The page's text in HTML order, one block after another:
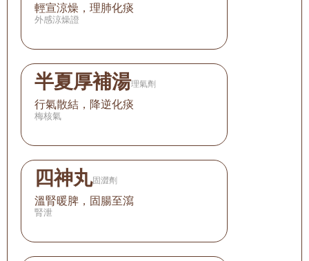
輕宣涼燥，理肺化痰
外感涼燥證
半夏厚補湯理氣劑
行氣散結，降逆化痰
梅核氣
四神丸固澀劑
溫腎暖脾，固腸至瀉
腎泄